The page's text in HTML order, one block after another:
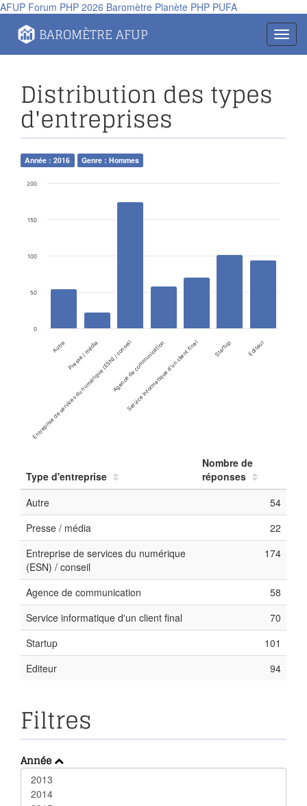
AFUP Forum PHP 2026 Baromètre Planète PHP PUFA
BAROMÈTRE AFUP
Distribution des types
d'entreprises
Année : 2016 Genre : Hommes
Autre Presse / média
Entreprise de services du numérique (ESN) / conseilAgence de communication
Service informatique d'un client final Startup Editeur
0
50
100
150
200
Type d'entreprise
Nombre de
réponses
Autre
54
Presse / média
22
Entreprise de services du numérique
(ESN) / conseil
174
Agence de communication
58
Service informatique d'un client final
70
Startup
101
Editeur
94
Filtres
Année
Panneau de gestion des cookies